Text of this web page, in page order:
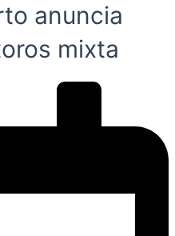
anuncia
mixta